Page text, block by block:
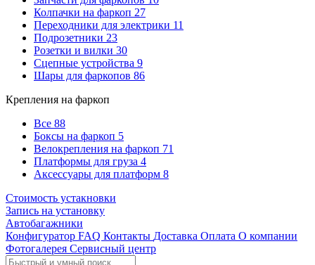
Колпачки на фаркоп 27
Переходники для электрики 11
Подрозетники 23
Розетки и вилки 30
Сцепные устройства 9
Шары для фаркопов 86
Крепления на фаркоп
Все 88
Боксы на фаркоп 5
Велокрепления на фаркоп 71
Платформы для груза 4
Аксессуары для платформ 8
Стоимость устакновки
Запись на установку
Автобагажники
Конфигуратор FAQ Контакты Доставка Оплата О компании
Фотогалерея Сервисный центр